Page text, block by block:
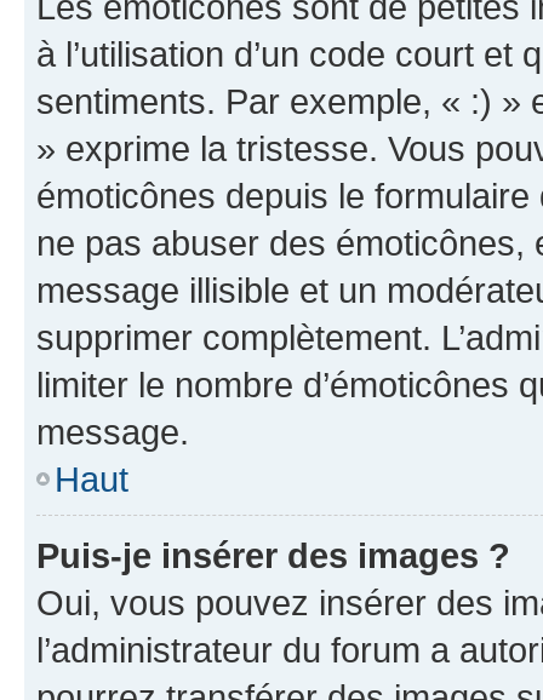
à l’utilisation d’un code court et
sentiments. Par exemple, « :) »
» exprime la tristesse. Vous
émoticônes depuis le
ne pas abuser des
message illisible et un
supprimer complètement.
limiter le nombre d’émoticônes
message.
Haut
Puis-je insérer des images ?
Oui, vous pouvez insérer des
l’administrateur du forum a